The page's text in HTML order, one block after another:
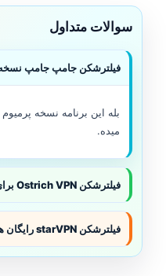
سوالات متداول
فیلترشکن جامپ جامپ نسخه
بله این برنامه نسخه
میده.
فیلترشکن Ostrich VPN برای ایرانسل مناسبه؟
فیلترشکن starVPN رایگان هست؟